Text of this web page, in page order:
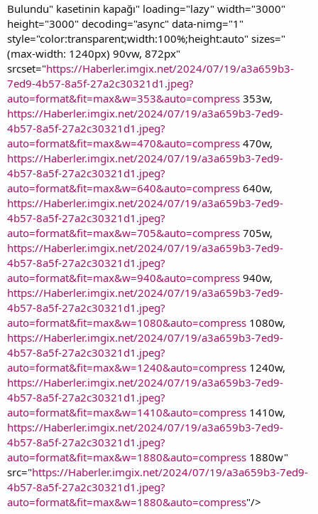
Bulundu" kasetinin kapağı" loading="lazy" width="3000"
height="3000" decoding="async" data-nimg="1"
style="color:transparent;width:100%;height:auto" sizes="
(max-width: 1240px) 90vw, 872px"
srcset="https://Haberler.imgix.net/2024/07/19/a3a659b3-
7ed9-4b57-8a5f-27a2c30321d1.jpeg?
auto=format&fit=max&w=353&auto=compress 353w,
https://Haberler.imgix.net/2024/07/19/a3a659b3-7ed9-
4b57-8a5f-27a2c30321d1.jpeg?
auto=format&fit=max&w=470&auto=compress 470w,
https://Haberler.imgix.net/2024/07/19/a3a659b3-7ed9-
4b57-8a5f-27a2c30321d1.jpeg?
auto=format&fit=max&w=640&auto=compress 640w,
https://Haberler.imgix.net/2024/07/19/a3a659b3-7ed9-
4b57-8a5f-27a2c30321d1.jpeg?
auto=format&fit=max&w=705&auto=compress 705w,
https://Haberler.imgix.net/2024/07/19/a3a659b3-7ed9-
4b57-8a5f-27a2c30321d1.jpeg?
auto=format&fit=max&w=940&auto=compress 940w,
https://Haberler.imgix.net/2024/07/19/a3a659b3-7ed9-
4b57-8a5f-27a2c30321d1.jpeg?
auto=format&fit=max&w=1080&auto=compress 1080w,
https://Haberler.imgix.net/2024/07/19/a3a659b3-7ed9-
4b57-8a5f-27a2c30321d1.jpeg?
auto=format&fit=max&w=1240&auto=compress 1240w,
https://Haberler.imgix.net/2024/07/19/a3a659b3-7ed9-
4b57-8a5f-27a2c30321d1.jpeg?
auto=format&fit=max&w=1410&auto=compress 1410w,
https://Haberler.imgix.net/2024/07/19/a3a659b3-7ed9-
4b57-8a5f-27a2c30321d1.jpeg?
auto=format&fit=max&w=1880&auto=compress 1880w"
src="https://Haberler.imgix.net/2024/07/19/a3a659b3-7ed9-
4b57-8a5f-27a2c30321d1.jpeg?
auto=format&fit=max&w=1880&auto=compress"/>